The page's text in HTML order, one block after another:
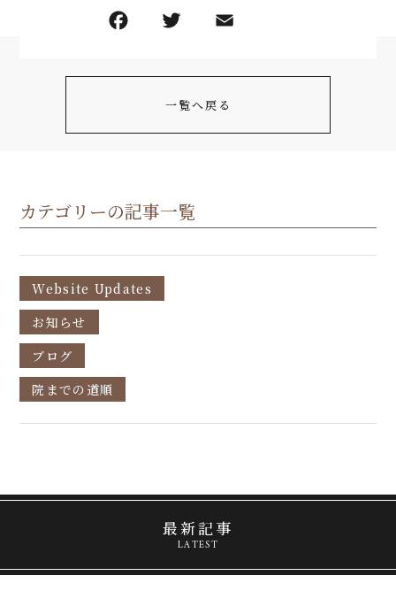
一覧へ戻る
カテゴリーの記事一覧
Website Updates
お知らせ
ブログ
院までの道順
最新記事
LATEST